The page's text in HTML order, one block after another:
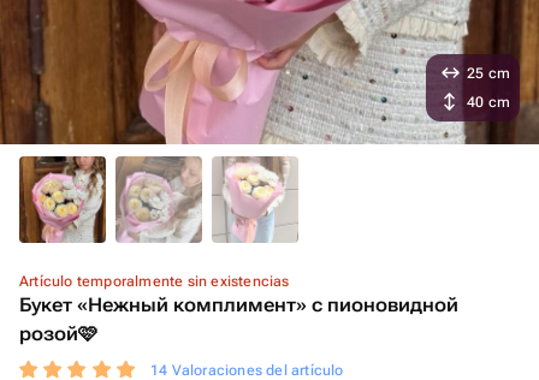
Artículo temporalmente sin existencias
Букет «Нежный комплимент» с пионовидной
розой🩷
14 Valoraciones del artículo
25 cm
40 cm